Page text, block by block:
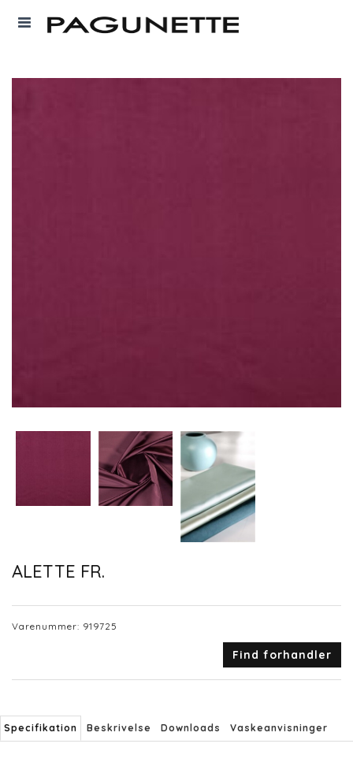
ALETTE FR.
Varenummer: 919725
Find forhandler
Specifikation Beskrivelse Downloads Vaskeanvisninger